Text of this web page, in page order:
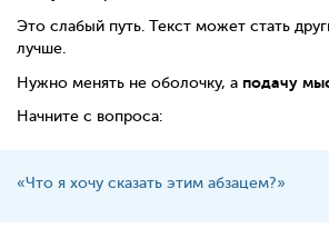
Это слабый путь. Текст может стать
лучше.
Нужно менять не оболочку, а подачу
Начните с вопроса:
«Что я хочу сказать этим абзацем?»